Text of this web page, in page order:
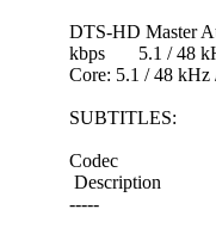
DTS-HD
kbps 5.1 / 48
Core: 5.1 / 48 kHz
SUBTITLES:
Codec
Description
-----